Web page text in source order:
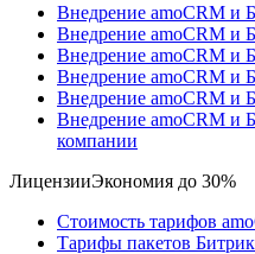
Внедрение amoCRM и
Внедрение amoCRM и
Внедрение amoCRM и
Внедрение amoCRM и
Внедрение amoCRM и
Внедрение amoCRM и
компании
ЛицензииЭкономия до 30%
Стоимость тарифов
Тарифы пакетов